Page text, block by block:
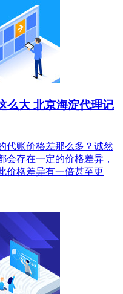
么大 北京海淀代理记
代账价格差那么多？诚然
会存在一定的价格差异，
价格差异有一倍甚至更